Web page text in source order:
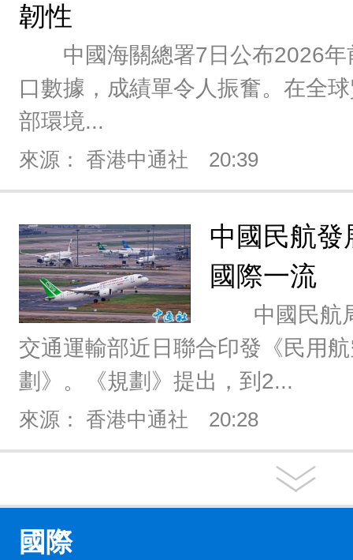
韌性
中國海關總署7日公布2026年
口數據，成績單令人振奮。在全
部環境...
來源： 香港中通社 20:39
中國民航發
國際一流
中國民航局
交通運輸部近日聯合印發《民用航
劃》。《規劃》提出，到2...
來源： 香港中通社 20:28
國際